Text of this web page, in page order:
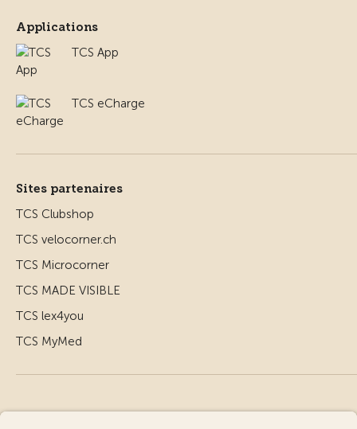
Applications
TCS App
TCS eCharge
Sites partenaires
TCS Clubshop
TCS velocorner.ch
TCS Microcorner
TCS MADE VISIBLE
TCS lex4you
TCS MyMed